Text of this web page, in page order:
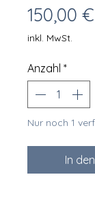
150,00 €
inkl. MwSt.
Anzahl *
Nur noch 1
In